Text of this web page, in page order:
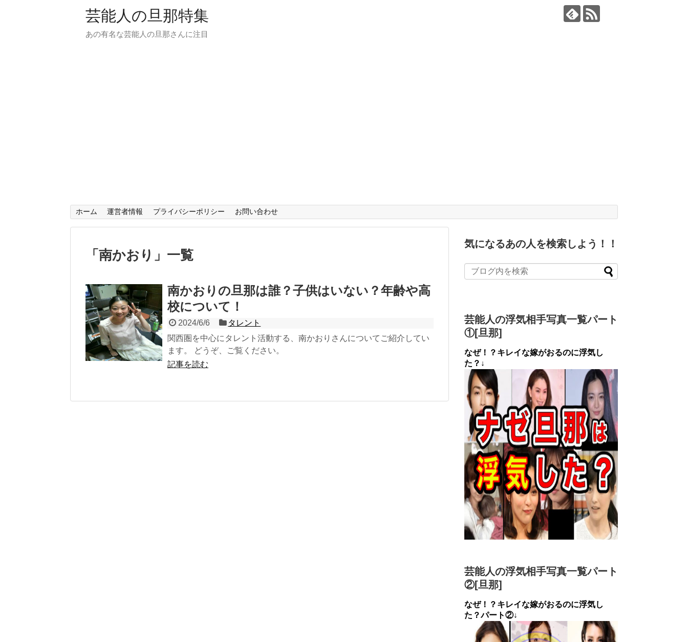
芸能人の旦那特集
あの有名な芸能人の旦那さんに注目
ホーム 運営者情報 プライバシーポリシー お問い合わせ
「 南かおり 」 一覧
南かおりの旦那は誰？子供はいない？年齢や高
校について！
2024/6/6
タレント
関西圏を中心にタレント活動する、南かおりさんについてご紹介してい
ます。 どうぞ、ご覧ください。
記事を読む
気になるあの人を検索しよう！！
芸能人の浮気相手写真一覧パート
①[旦那]
なぜ！？キレイな嫁がおるのに浮気し
た？↓
芸能人の浮気相手写真一覧パート
②[旦那]
なぜ！？キレイな嫁がおるのに浮気し
た？パート②↓